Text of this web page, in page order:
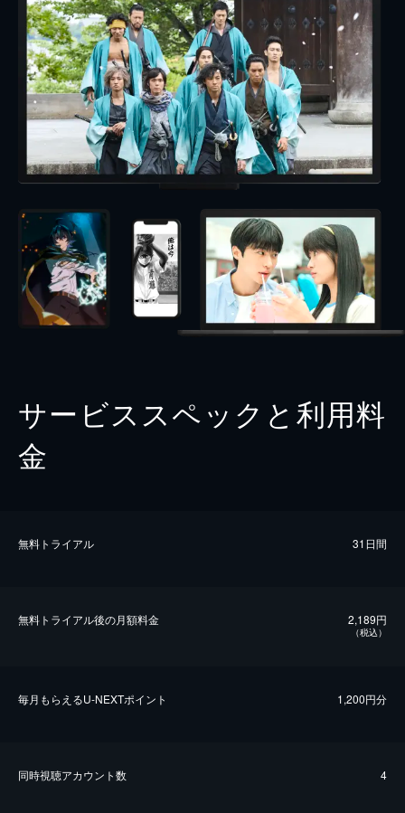
サービススペックと利用料
金
無料トライアル 31日間
無料トライアル後の⽉額料金 2,189円
（税込）
毎⽉もらえるU-NEXTポイント 1,200円分
同時視聴アカウント数 4